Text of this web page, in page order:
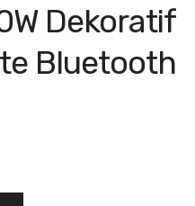
Dekoratif
Bluetooth